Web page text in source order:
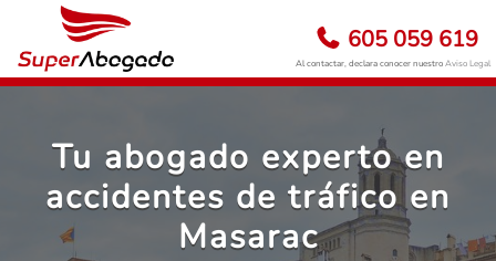
605 059 619
Al contactar, declara conocer nuestroAviso Legal
Tu abogado experto en
accidentes de tráfico en
Masarac